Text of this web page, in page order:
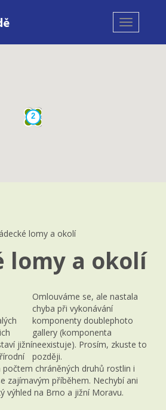
Toggle
navigation
2
lomy a okolí
lomy a okolí
Omlouváme se, ale nastala
chyba při vykonávání
komponenty doublephoto
gallery (komponenta
neexistuje). Prosím, zkuste to
později.
jižní
chráněných druhů rostlin i
zajímavým příběhem. Nechybí ani
výhled na Brno a jižní Moravu.